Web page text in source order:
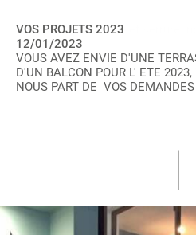
VOS PROJETS 2023
12/01/2023
VOUS AVEZ ENVIE D'UNE
D'UN BALCON POUR L' ETE
NOUS PART DE VOS